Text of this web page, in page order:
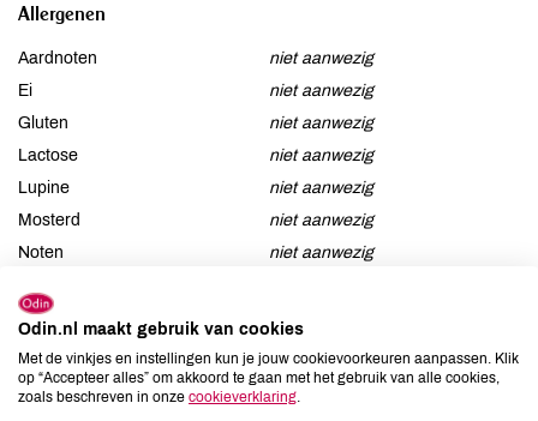
Allergenen
Aardnoten
niet aanwezig
Ei
niet aanwezig
Gluten
niet aanwezig
Lactose
niet aanwezig
Lupine
niet aanwezig
Mosterd
niet aanwezig
Noten
niet aanwezig
Selderij
Soja
niet aanwezig
niet aanwezig
Odin.nl maakt gebruik van cookies
Met de vinkjes en instellingen kun je jouw cookievoorkeuren aanpassen. Klik
op “Accepteer alles” om akkoord te gaan met het gebruik van alle cookies,
zoals beschreven in onze cookieverklaring.